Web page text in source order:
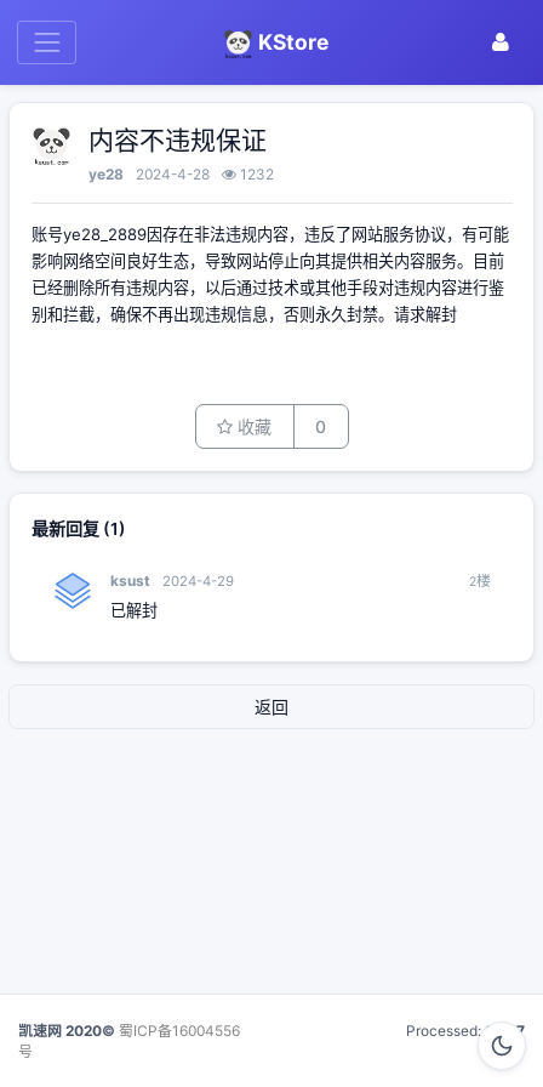
KStore
内容不违规保证
ye28 2024-4-28 1232
账号ye28_2889因存在非法违规内容，违反了网站服务协议，有可能
影响网络空间良好生态，导致网站停止向其提供相关内容服务。目前
已经删除所有违规内容，以后通过技术或其他手段对违规内容进行鉴
别和拦截，确保不再出现违规信息，否则永久封禁。请求解封
收藏 0
最新回复(1)
ksust 2024-4-29 2楼
已解封
返回
凯速网 2020© 蜀ICP备16004556
号
Processed:0.017